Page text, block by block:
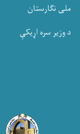
ملی نگارستان
د وزیر سره اړیکې